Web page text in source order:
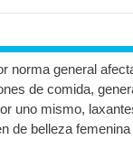
norma general
de comida,
uno mismo,
de belleza